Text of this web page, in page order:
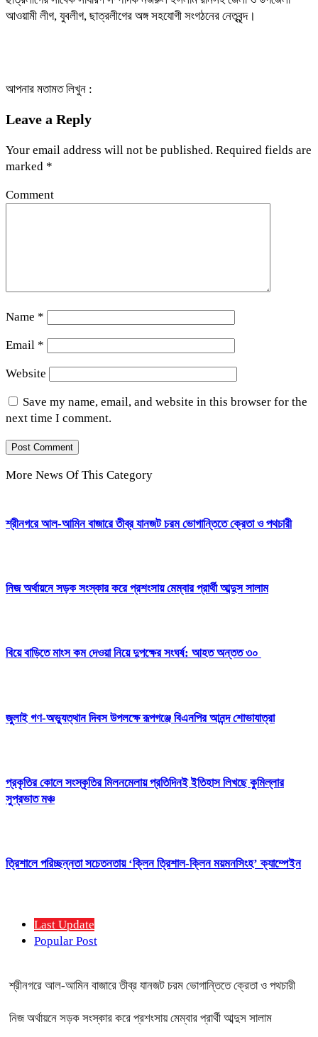
আওয়ামী লীগ, যুবলীগ, ছাত্রলীগের অঙ্গ সহযোগী সংগঠনের নেতৃবৃন্দ।
আপনার মতামত লিখুন :
Leave a Reply
Your email address will not be published. Required fields are
marked *
Comment
Name *
Email *
Website
Save my name, email, and website in this browser for the
next time I comment.
More News Of This Category
শ্রীনগরে আল-আমিন বাজারে তীব্র যানজট চরম ভোগান্তিতে ক্রেতা ও পথচারী
নিজ অর্থায়নে সড়ক সংস্কার করে প্রশংসায় মেম্বার প্রার্থী আব্দুস সালাম
বিয়ে বাড়িতে মাংস কম দেওয়া নিয়ে দুপক্ষের সংঘর্ষ: আহত অন্তত ৩০ ​
জুলাই গণ-অভ্যুত্থান দিবস উপলক্ষে রূপগঞ্জে বিএনপির আনন্দ শোভাযাত্রা
প্রকৃতির কোলে সংস্কৃতির মিলনমেলায় প্রতিদিনই ইতিহাস লিখছে কুমিল্লার
সুপ্রভাত মঞ্চ
ত্রিশালে পরিচ্ছন্নতা সচেতনতায় ‘ক্লিন ত্রিশাল-ক্লিন ময়মনসিংহ’ ক্যাম্পেইন
Last Update
Popular Post
শ্রীনগরে আল-আমিন বাজারে তীব্র যানজট চরম ভোগান্তিতে ক্রেতা ও পথচারী
নিজ অর্থায়নে সড়ক সংস্কার করে প্রশংসায় মেম্বার প্রার্থী আব্দুস সালাম